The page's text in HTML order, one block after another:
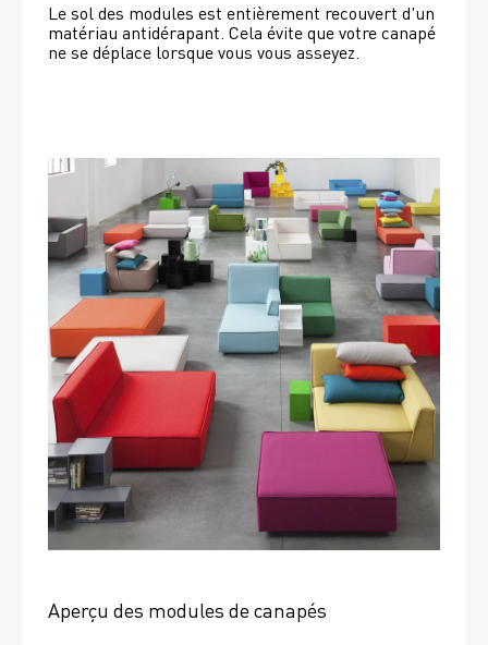
Le sol des modules est entièrement recouvert d'un
matériau antidérapant. Cela évite que votre canapé
ne se déplace lorsque vous vous asseyez.
Aperçu des modules de canapés